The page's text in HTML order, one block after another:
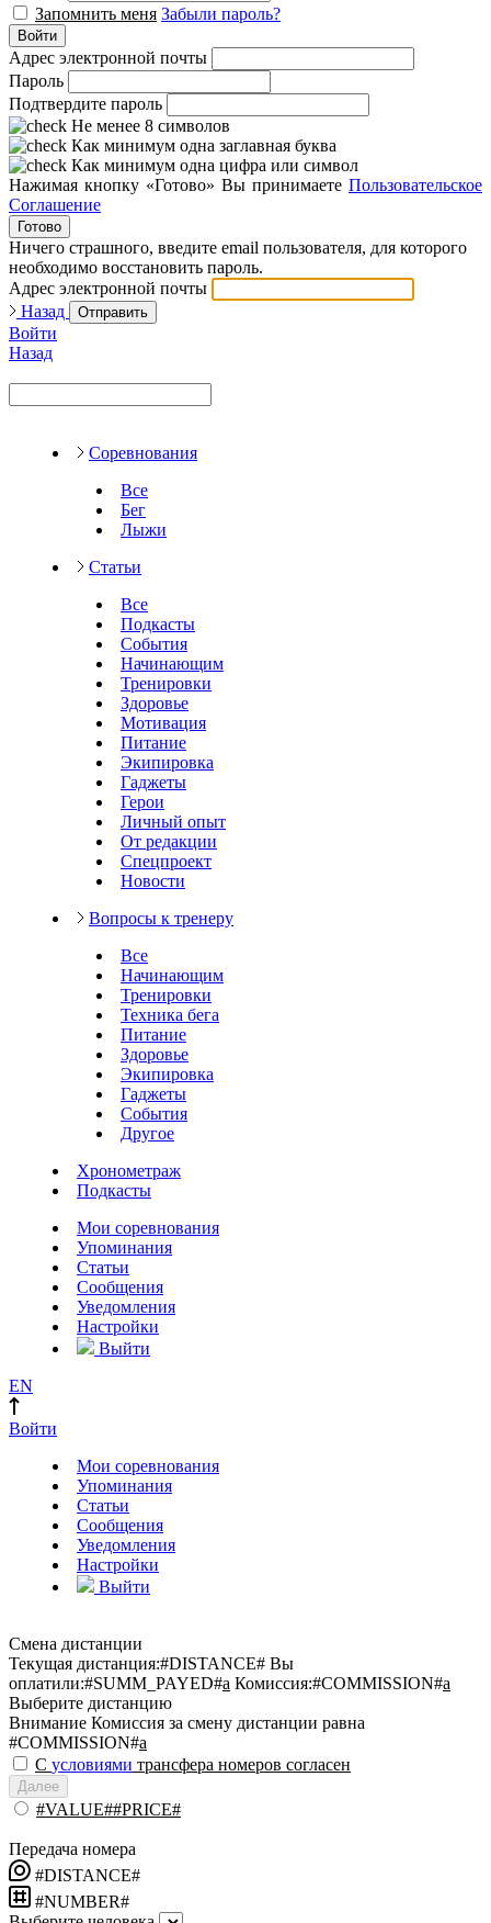
Запомнить меня Забыли пароль?
Войти
Адрес электронной почты
Пароль
Подтвердите пароль
Не менее 8 символов
Как минимум одна заглавная буква
Как минимум одна цифра или символ
Нажимая кнопку «Готово» Вы принимаете Пользовательское
Соглашение
Готово
Ничего страшного, введите email пользователя, для которого
необходимо восстановить пароль.
Адрес электронной почты
Назад
Отправить
Войти
Назад
Соревнования
Все
Бег
Лыжи
Статьи
Все
Подкасты
События
Начинающим
Тренировки
Здоровье
Мотивация
Питание
Экипировка
Гаджеты
Герои
Личный опыт
От редакции
Спецпроект
Новости
Вопросы к тренеру
Все
Начинающим
Тренировки
Техника бега
Питание
Здоровье
Экипировка
Гаджеты
События
Другое
Хронометраж
Подкасты
Мои соревнования
Упоминания
Статьи
Сообщения
Уведомления
Настройки
Выйти
EN
Войти
Мои соревнования
Упоминания
Статьи
Сообщения
Уведомления
Настройки
Выйти
Смена дистанции
Текущая дистанция:#DISTANCE# Вы
оплатили:#SUMM_PAYED#a Комиссия:#COMMISSION#a
Выберите дистанцию
Внимание Комиссия за смену дистанции равна
#COMMISSION#a
С условиями трансфера номеров согласен
Далее
#VALUE##PRICE#
Передача номера
#DISTANCE#
#NUMBER#